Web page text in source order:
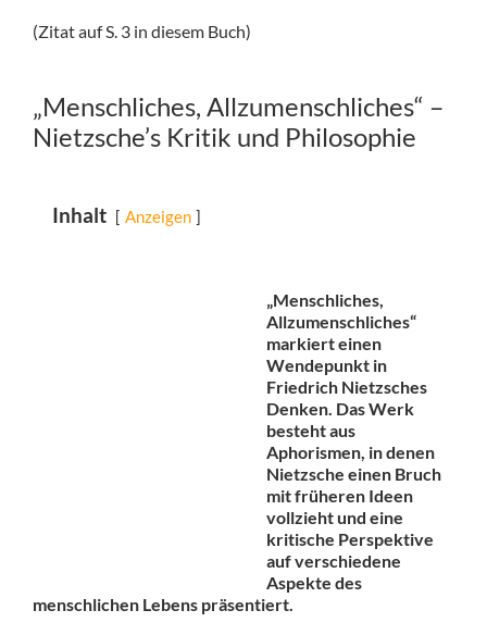
(Zitat auf S. 3 in diesem Buch)
„Menschliches, Allzumenschliches“ –
Nietzsche’s Kritik und Philosophie
Inhalt Anzeigen
„Menschliches,
Allzumenschliches“
markiert einen
Wendepunkt in
Friedrich Nietzsches
Denken. Das Werk
besteht aus
Aphorismen, in denen
Nietzsche einen Bruch
mit früheren Ideen
vollzieht und eine
kritische Perspektive
auf verschiedene
Aspekte des
menschlichen Lebens präsentiert.